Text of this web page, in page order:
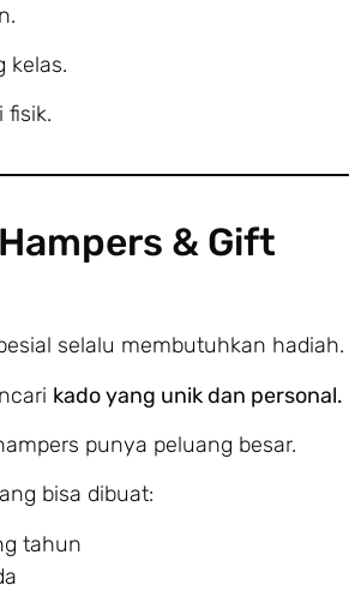
kelas.
fisik.
& Gift
selalu membutuhkan hadiah.
kado yang unik dan personal.
punya peluang besar.
bisa dibuat:
tahun